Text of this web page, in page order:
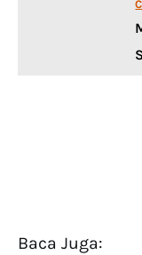
Baca Juga: